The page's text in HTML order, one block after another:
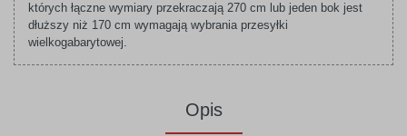
których łączne wymiary przekraczają 270 cm lub jeden bok jest
dłuższy niż 170 cm wymagają wybrania przesyłki
wielkogabarytowej.
Opis